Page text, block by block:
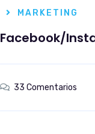
MARKETING
Facebook/
33 Comentarios